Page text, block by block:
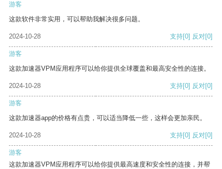
游客
这款软件非常实用，可以帮助我解决很多问题。
2024-10-28 支持[0] 反对[0]
游客
这款加速器VPM应用程序可以给你提供全球覆盖和最高安全性的连接。
2024-10-28 支持[0] 反对[0]
游客
这款加速器app的价格有点贵，可以适当降低一些，这样会更加亲民。
2024-10-28 支持[0] 反对[0]
游客
这款加速器VPM应用程序可以给你提供最高速度和安全性的连接，并帮